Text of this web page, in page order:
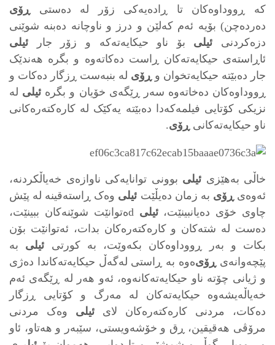
که‌ ڕووداوه‌کان تا ڕاده‌یه‌کی زۆر له‌ ده‌ستی ڕۆی
ده‌رده‌چن) بۆیه‌ ئه‌م که‌لێن و درز و ناوچانه‌ ده‌بنه‌ شوێنی
دزه‌کردنی ئیلی بۆ ناو حیکایەته‌که‌ و زۆر جار ئیلی
ئاڕاسته‌ی حیکایەته‌کان ڕاست ده‌کاته‌وه‌ و بگره‌ هه‌ندێک
جار ده‌بێته‌ حیکایه‌تخوان و ڕۆی له‌ بنبه‌ست ڕزگار ده‌کات و
ڕووداوه‌کان ده‌خاته‌وه‌ سه‌ر ڕێگەی خۆیان و بگره‌ ئیلی له‌
نزیکی کۆتایی فیلمه‌که‌دا ده‌بێته‌ یه‌کێک له‌ کاره‌کته‌ره‌کانی
ناو حیکایه‌ته‌کانی ڕۆی.
خاڵی به‌هێزی ئیلی بوونی توانایه‌کی ناوازه‌ی خه‌یاڵکردنه‌،
ئه‌وه‌ی ڕۆی به‌ زمان ده‌یڵێت ئیلی وه‌ک ڕاسته‌قینه‌ له‌ پێش
چاوی خۆی ده‌یانبینێت،ئیلی
dه‌توانێت شوێنه‌کان ببینێت،
ده‌ست له‌ شته‌کان و کاره‌کته‌ره‌کان بدات، ئه‌توانێت بۆن
بکات و به‌ر ڕووداوه‌کان بکه‌وێت، به‌ کورتی ئیلی به‌
پێچه‌وانه‌ی ڕۆی‌ه‌وه‌ به‌ ڕاستی له‌گه‌ڵ حیکایه‌ته‌کاندا ده‌ژی
و ژیانی چۆته‌ ناو حیکایه‌ته‌کانه‌وه‌، ئه‌و هه‌ر له‌ ڕێگه‌ی ئه‌م
خه‌یاڵه‌یشه‌وه‌ حیکایه‌ته‌کان له‌ مه‌رگ و کۆتایی ڕزگار
ده‌کات، مردنی کاره‌کته‌ره‌کان لای ئیلی وه‌ک مردنی
مرۆڤی هه‌قیقین، ڕق و خۆشه‌ویستی، سێبه‌ر و هه‌تاو، ئاو